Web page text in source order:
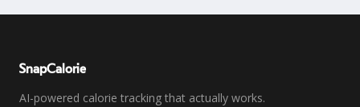
SnapCalorie
AI-powered calorie tracking that actually works.